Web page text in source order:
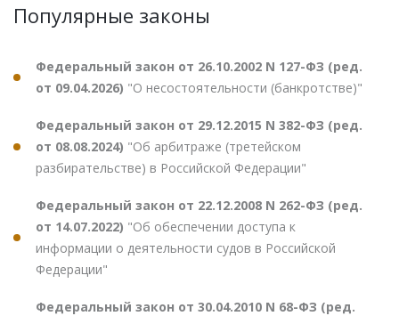
Популярные законы
Федеральный закон от 26.10.2002 N 127-ФЗ (ред.
от 09.04.2026) "О несостоятельности (банкротстве)"
Федеральный закон от 29.12.2015 N 382-ФЗ (ред.
от 08.08.2024) "Об арбитраже (третейском
разбирательстве) в Российской Федерации"
Федеральный закон от 22.12.2008 N 262-ФЗ (ред.
от 14.07.2022) "Об обеспечении доступа к
информации о деятельности судов в Российской
Федерации"
Федеральный закон от 30.04.2010 N 68-ФЗ (ред.